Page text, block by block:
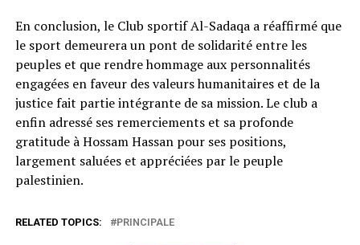
En conclusion, le Club sportif Al-Sadaqa a réaffirmé que
le sport demeurera un pont de solidarité entre les
peuples et que rendre hommage aux personnalités
engagées en faveur des valeurs humanitaires et de la
justice fait partie intégrante de sa mission. Le club a
enfin adressé ses remerciements et sa profonde
gratitude à Hossam Hassan pour ses positions,
largement saluées et appréciées par le peuple
palestinien.
RELATED TOPICS: PRINCIPALE